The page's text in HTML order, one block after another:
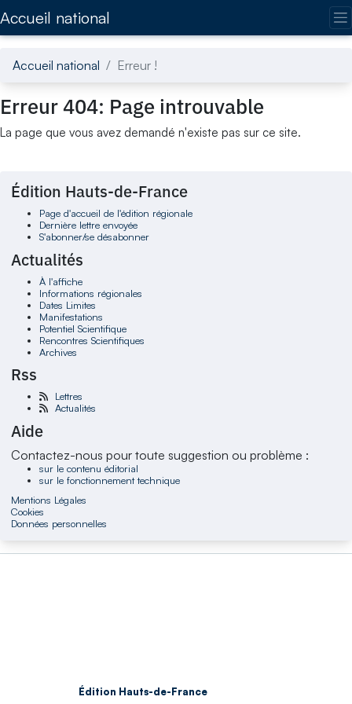
Accueil national
Accueil national Erreur !
Erreur 404: Page introuvable
La page que vous avez demandé n'existe pas sur ce site.
Édition Hauts-de-France
Page d'accueil de l'édition régionale
Dernière lettre envoyée
S'abonner/se désabonner
Actualités
À l'affiche
Informations régionales
Dates Limites
Manifestations
Potentiel Scientifique
Rencontres Scientifiques
Archives
Rss
Lettres
Actualités
Aide
Contactez-nous pour toute suggestion ou problème :
sur le contenu éditorial
sur le fonctionnement technique
Mentions Légales
Cookies
Données personnelles
Édition Hauts-de-France